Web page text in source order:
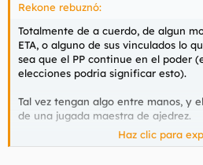
Rekone rebuznó:
Totalmente de a cuerdo, de algun
ETA, o alguno de sus vinculados lo
sea que el PP continue en el poder
elecciones podria significar esto).
Tal vez tengan algo entre manos, y
de una jugada maestra de ajedrez.
O tal vez esto sea una chorrada...
Haz clic para